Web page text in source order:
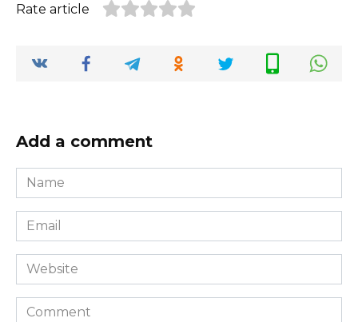
Rate article
Add a comment
Name
*
Email
*
Website
Comment